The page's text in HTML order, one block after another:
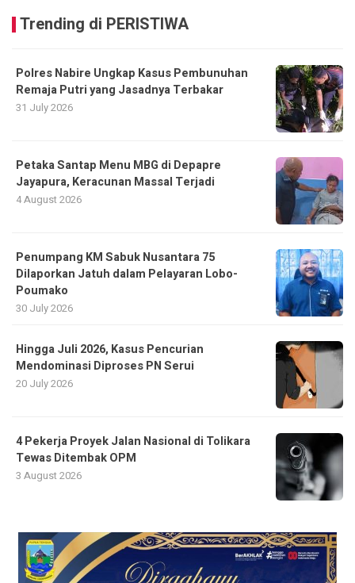
Trending di PERISTIWA
Polres Nabire Ungkap Kasus Pembunuhan
Remaja Putri yang Jasadnya Terbakar
31 July 2026
Petaka Santap Menu MBG di Depapre
Jayapura, Keracunan Massal Terjadi
4 August 2026
Penumpang KM Sabuk Nusantara 75
Dilaporkan Jatuh dalam Pelayaran Lobo-
Poumako
30 July 2026
Hingga Juli 2026, Kasus Pencurian
Mendominasi Diproses PN Serui
20 July 2026
4 Pekerja Proyek Jalan Nasional di Tolikara
Tewas Ditembak OPM
3 August 2026